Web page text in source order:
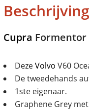
Beschrijving
Cupra Formentor
DezeVolvo V60
De tweedehands
1ste eigenaar.
Graphene Grey